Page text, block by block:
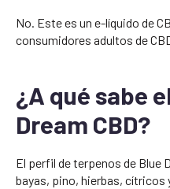
No. Este es un e-líquido de
consumidores adultos de
¿A qué sabe
Dream CBD?
El perfil de terpenos de Blue
bayas, pino, hierbas, cítricos